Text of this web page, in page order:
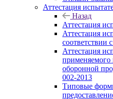
Аттестация
Назад
Аттестация
Аттестация
соответствии
Аттестация
применяемого
оборонной
002-2013
Типовые